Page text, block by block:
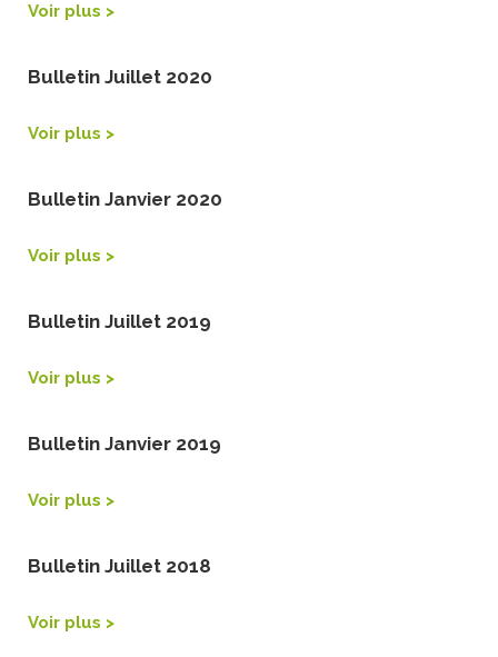
Voir plus >
Bulletin Juillet 2020
Voir plus >
Bulletin Janvier 2020
Voir plus >
Bulletin Juillet 2019
Voir plus >
Bulletin Janvier 2019
Voir plus >
Bulletin Juillet 2018
Voir plus >